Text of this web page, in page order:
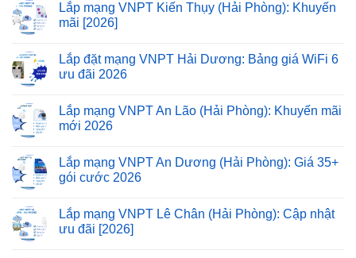
Lắp mạng VNPT Kiến Thụy (Hải Phòng): Khuyến
mãi [2026]
Lắp đặt mạng VNPT Hải Dương: Bảng giá WiFi 6
ưu đãi 2026
Lắp mạng VNPT An Lão (Hải Phòng): Khuyến mãi
mới 2026
Lắp mạng VNPT An Dương (Hải Phòng): Giá 35+
gói cước 2026
Lắp mạng VNPT Lê Chân (Hải Phòng): Cập nhật
ưu đãi [2026]